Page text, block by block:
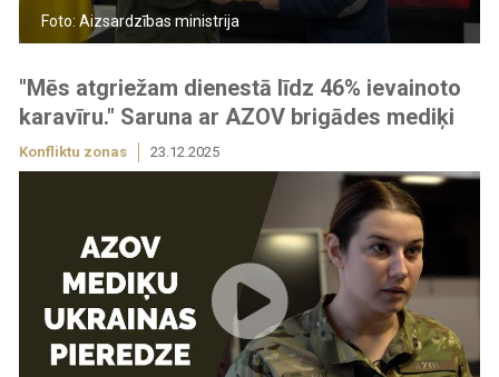
Foto: Aizsardzības ministrija
"Mēs atgriežam dienestā līdz 46% ievainoto
karavīru." Saruna ar AZOV brigādes mediķi
Konfliktu zonas 23.12.2025